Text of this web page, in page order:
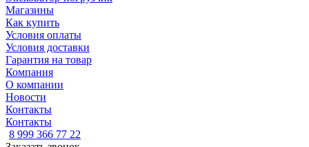
Магазины
Как купить
Условия оплаты
Условия доставки
Гарантия на товар
Компания
О компании
Новости
Контакты
Контакты
8 999 366 77 22